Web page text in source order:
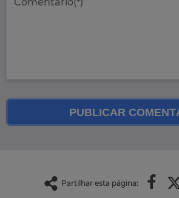
PUBLICAR
Partilhar esta página: